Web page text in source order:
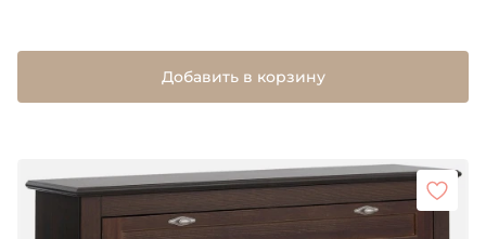
Добавить в корзину